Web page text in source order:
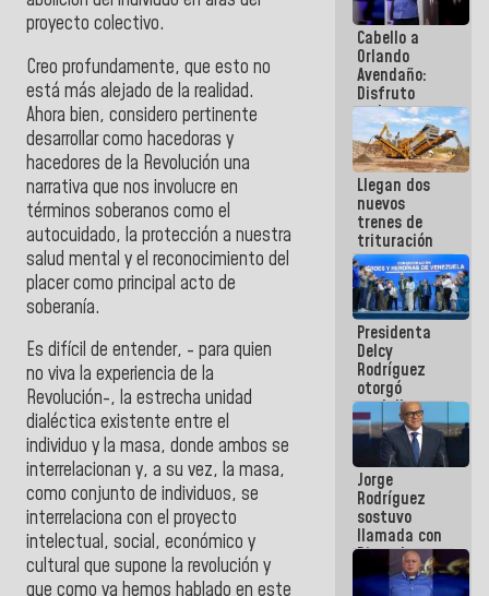
proyecto colectivo.
Creo profundamente, que esto no
está más alejado de la realidad.
Ahora bien, considero pertinente
desarrollar como hacedoras y
hacedores de la Revolución una
narrativa que nos involucre en
términos soberanos como el
autocuidado, la protección a nuestra
salud mental y el reconocimiento del
placer como principal acto de
soberanía.
Es difícil de entender, - para quien
no viva la experiencia de la
Revolución-, la estrecha unidad
dialéctica existente entre el
individuo y la masa, donde ambos se
interrelacionan y, a su vez, la masa,
como conjunto de individuos, se
interrelaciona con el proyecto
intelectual, social, económico y
cultural que supone la revolución y
que como ya hemos hablado en este
Cabello a
Orlando
Avendaño:
Disfruto
cada vez
que escribes
porque lo
que haces
es
embarrarla
Llegan dos
nuevos
trenes de
trituración
para
optimizar
manejo de
escombros
en La Guaira
Presidenta
Delcy
Rodríguez
otorgó
medalla
"Héroe de
Venezuela"
a servidores
públicos
Jorge
Rodríguez
sostuvo
llamada con
Dinorah
Figuera y